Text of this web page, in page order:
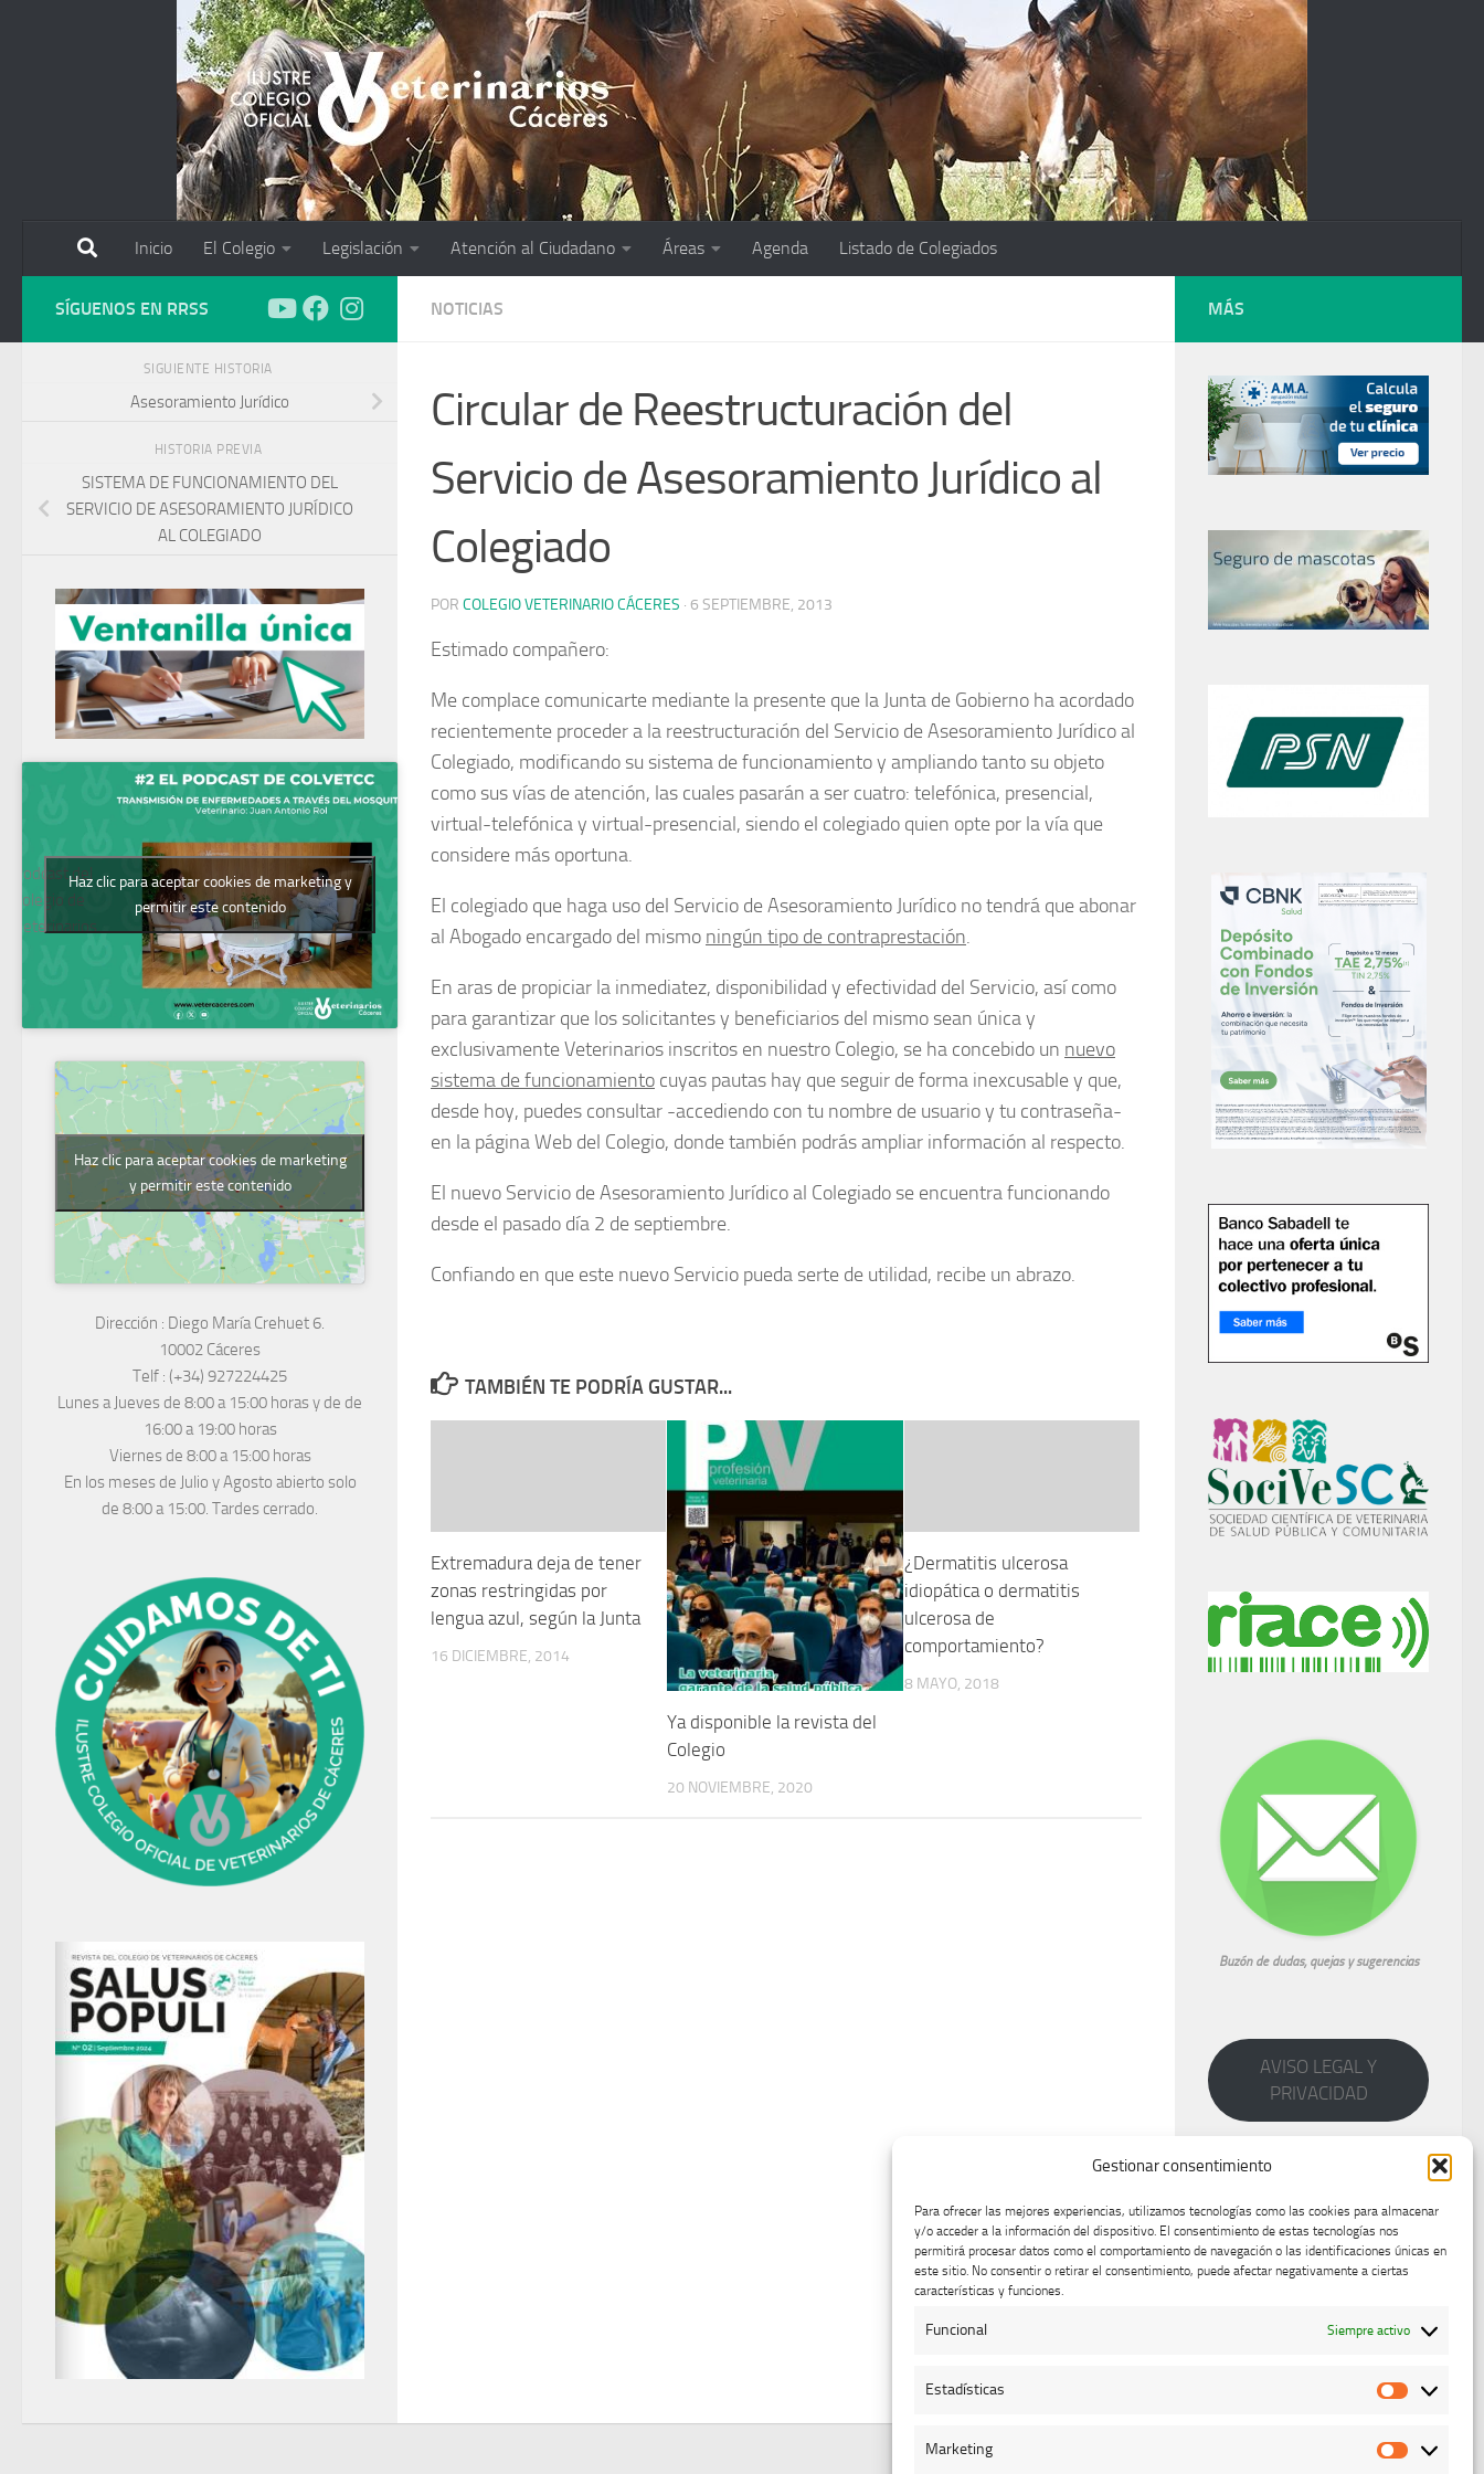
Gestionar consentimiento
Para ofrecer las mejores experiencias, utilizamos tecnologías como las cookies para almacenar
y/o acceder a la información del dispositivo. El consentimiento de estas tecnologías nos
permitirá procesar datos como el comportamiento de navegación o las identificaciones únicas en
este sitio. No consentir o retirar el consentimiento, puede afectar negativamente a ciertas
características y funciones.
Funcional Siempre activo
Estadísticas
Marketing
Marketing
Inicio El Colegio Legislación Atención al Ciudadano Áreas Agenda Listado de Colegiados
NOTICIAS
Circular de Reestructuración del
Servicio de Asesoramiento Jurídico al
Colegiado
POR COLEGIO VETERINARIO CÁCERES · 6 SEPTIEMBRE, 2013
Estimado compañero:
Me complace comunicarte mediante la presente que la Junta de Gobierno ha acordado
recientemente proceder a la reestructuración del Servicio de Asesoramiento Jurídico al
Colegiado, modificando su sistema de funcionamiento y ampliando tanto su objeto
como sus vías de atención, las cuales pasarán a ser cuatro: telefónica, presencial,
virtual-telefónica y virtual-presencial, siendo el colegiado quien opte por la vía que
considere más oportuna.
El colegiado que haga uso del Servicio de Asesoramiento Jurídico no tendrá que abonar
al Abogado encargado del mismo ningún tipo de contraprestación.
En aras de propiciar la inmediatez, disponibilidad y efectividad del Servicio, así como
para garantizar que los solicitantes y beneficiarios del mismo sean única y
exclusivamente Veterinarios inscritos en nuestro Colegio, se ha concebido un nuevo
sistema de funcionamiento cuyas pautas hay que seguir de forma inexcusable y que,
desde hoy, puedes consultar -accediendo con tu nombre de usuario y tu contraseña-
en la páginaWeb del Colegio, donde también podrás ampliar información al respecto.
El nuevo Servicio de Asesoramiento Jurídico al Colegiado se encuentra funcionando
desde el pasado día 2 de septiembre.
Confiando en que este nuevo Servicio pueda serte de utilidad, recibe un abrazo.
TAMBIÉN TE PODRÍA GUSTAR...
Extremadura deja de tener
zonas restringidas por
lengua azul, según la Junta
16 DICIEMBRE, 2014
Ya disponible la revista del
Colegio
20 NOVIEMBRE, 2020
¿Dermatitis ulcerosa
idiopática o dermatitis
ulcerosa de
comportamiento?
8 MAYO, 2018
SÍGUENOS EN RRSS
SIGUIENTE HISTORIA
Asesoramiento Jurídico
HISTORIA PREVIA
SISTEMA DE FUNCIONAMIENTO DEL
SERVICIO DE ASESORAMIENTO JURÍDICO
AL COLEGIADO
Podcast del
Colegio de
Veterinarios
Haz clic para aceptar cookies de marketing y
permitir este contenido
Haz clic para aceptar cookies de marketing
y permitir este contenido
Dirección : Diego María Crehuet 6.
10002 Cáceres
Telf : (+34) 927224425
Lunes a Jueves de 8:00 a 15:00 horas y de de
16:00 a 19:00 horas
Viernes de 8:00 a 15:00 horas
En los meses de Julio y Agosto abierto solo
de 8:00 a 15:00. Tardes cerrado.
MÁS
Buzón de dudas, quejas y sugerencias
AVISO LEGAL Y
PRIVACIDAD